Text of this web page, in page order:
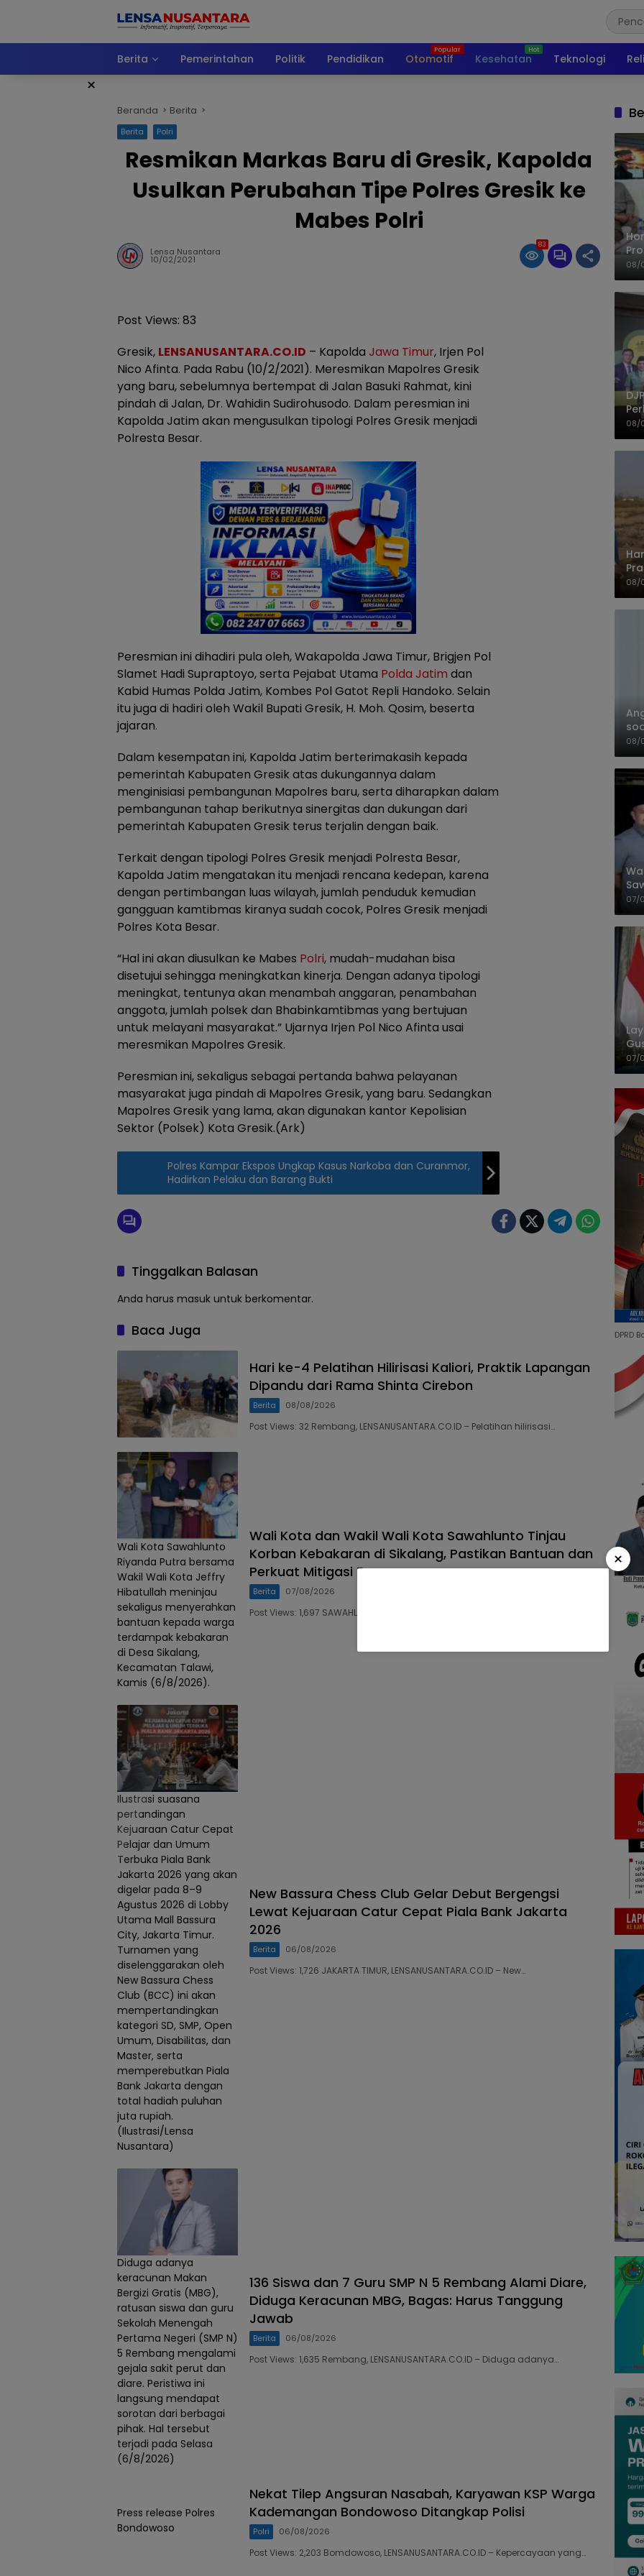
Berita
Pemerintahan Politik Pendidikan Otomotif Kesehatan Teknologi
×
Beranda Berita
Berita Polri
Resmikan Markas Baru di Gresik, Kapolda
Usulkan Perubahan Tipe Polres Gresik ke
Mabes Polri
Lensa Nusantara
10/02/2021
83
Post Views: 83
Gresik, LENSANUSANTARA.CO.ID – Kapolda Jawa Timur, Irjen Pol
Nico Afinta. Pada Rabu (10/2/2021). Meresmikan Mapolres Gresik
yang baru, sebelumnya bertempat di Jalan Basuki Rahmat, kini
pindah di Jalan, Dr. Wahidin Sudirohusodo. Dalam peresmian ini
Kapolda Jatim akan mengusulkan tipologi Polres Gresik menjadi
Polresta Besar.
Peresmian ini dihadiri pula oleh, Wakapolda Jawa Timur, Brigjen Pol
Slamet Hadi Supraptoyo, serta Pejabat Utama Polda Jatim dan
Kabid Humas Polda Jatim, Kombes Pol Gatot Repli Handoko. Selain
itu juga di hadiri oleh Wakil Bupati Gresik, H. Moh. Qosim, beserta
jajaran.
Dalam kesempatan ini, Kapolda Jatim berterimakasih kepada
pemerintah Kabupaten Gresik atas dukungannya dalam
menginisiasi pembangunan Mapolres baru, serta diharapkan dalam
pembangunan tahap berikutnya sinergitas dan dukungan dari
pemerintah Kabupaten Gresik terus terjalin dengan baik.
Terkait dengan tipologi Polres Gresik menjadi Polresta Besar,
Kapolda Jatim mengatakan itu menjadi rencana kedepan, karena
dengan pertimbangan luas wilayah, jumlah penduduk kemudian
gangguan kamtibmas kiranya sudah cocok, Polres Gresik menjadi
Polres Kota Besar.
“Hal ini akan diusulkan ke Mabes Polri, mudah-mudahan bisa
disetujui sehingga meningkatkan kinerja. Dengan adanya tipologi
meningkat, tentunya akan menambah anggaran, penambahan
anggota, jumlah polsek dan Bhabinkamtibmas yang bertujuan
untuk melayani masyarakat.” Ujarnya Irjen Pol Nico Afinta usai
meresmikan Mapolres Gresik.
Peresmian ini, sekaligus sebagai pertanda bahwa pelayanan
masyarakat juga pindah di Mapolres Gresik, yang baru. Sedangkan
Mapolres Gresik yang lama, akan digunakan kantor Kepolisian
Sektor (Polsek) Kota Gresik.(Ark)
Polres Kampar Ekspos Ungkap Kasus Narkoba dan Curanmor,
Hadirkan Pelaku dan Barang Bukti
Tinggalkan Balasan
Anda harus masuk untuk berkomentar.
Baca Juga
Hari ke-4 Pelatihan Hilirisasi Kaliori, Praktik Lapangan
Dipandu dari Rama Shinta Cirebon
Berita 08/08/2026
Post Views: 32 Rembang, LENSANUSANTARA.CO.ID – Pelatihan hilirisasi…
Wali Kota Sawahlunto
Riyanda Putra bersama
Wakil Wali Kota Jeffry
Hibatullah meninjau
sekaligus menyerahkan
bantuan kepada warga
terdampak kebakaran
di Desa Sikalang,
Kecamatan Talawi,
Kamis (6/8/2026).
Wali Kota dan Wakil Wali Kota Sawahlunto Tinjau
Korban Kebakaran di Sikalang, Pastikan Bantuan dan
Perkuat Mitigasi Bencana
Berita 07/08/2026
Post Views: 1,697 SAWAHLUNTO, LENSANUSANTARA.CO.ID – Wali Kota…
Ilustrasi suasana
pertandingan
Kejuaraan Catur Cepat
Pelajar dan Umum
Terbuka Piala Bank
Jakarta 2026 yang akan
digelar pada 8–9
Agustus 2026 di Lobby
Utama Mall Bassura
City, Jakarta Timur.
Turnamen yang
diselenggarakan oleh
New Bassura Chess
Club (BCC) ini akan
mempertandingkan
kategori SD, SMP, Open
Umum, Disabilitas, dan
Master, serta
memperebutkan Piala
Bank Jakarta dengan
total hadiah puluhan
juta rupiah.
(Ilustrasi/Lensa
Nusantara)
New Bassura Chess Club Gelar Debut Bergengsi
Lewat Kejuaraan Catur Cepat Piala Bank Jakarta
2026
Berita 06/08/2026
Post Views: 1,726 JAKARTA TIMUR, LENSANUSANTARA.CO.ID – New…
Diduga adanya
keracunan Makan
Bergizi Gratis (MBG),
ratusan siswa dan guru
Sekolah Menengah
Pertama Negeri (SMP N)
5 Rembang mengalami
gejala sakit perut dan
diare. Peristiwa ini
langsung mendapat
sorotan dari berbagai
pihak. Hal tersebut
terjadi pada Selasa
(6/8/2026)
136 Siswa dan 7 Guru SMP N 5 Rembang Alami Diare,
Diduga Keracunan MBG, Bagas: Harus Tanggung
Jawab
Berita 06/08/2026
Post Views: 1,635 Rembang, LENSANUSANTARA.CO.ID – Diduga adanya…
Press release Polres
Bondowoso
Nekat Tilep Angsuran Nasabah, Karyawan KSP Warga
Kademangan Bondowoso Ditangkap Polisi
Polri 06/08/2026
Post Views: 2,203 Bomdowoso, LENSANUSANTARA.CO.ID – Kepercayaan yang…
08/
08/
08/
08/
07/
07/
DPRD
×